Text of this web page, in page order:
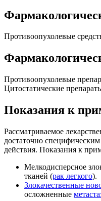
Противоопухолевые
Противоопухолевые
Цитостатические
Показания к
Рассматриваемое
достаточно
действия. Показания к
Мелкодисперсное
тканей (рак легкого).
Злокачественные
осложненные